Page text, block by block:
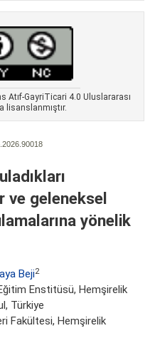
Atıf-GayriTicari 4.0 Uluslararası
lisanslanmıştır.
ve geleneksel
yönelik
Beji2
Enstitüsü, Hemşirelik
Türkiye
Fakültesi, Hemşirelik